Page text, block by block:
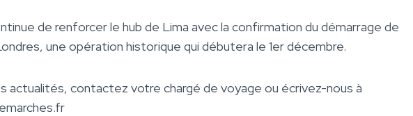
de renforcer le hub de Lima avec la confirmation du démarrage de
une opération historique qui débutera le 1er décembre.
actualités, contactez votre chargé de voyage ou écrivez-nous à